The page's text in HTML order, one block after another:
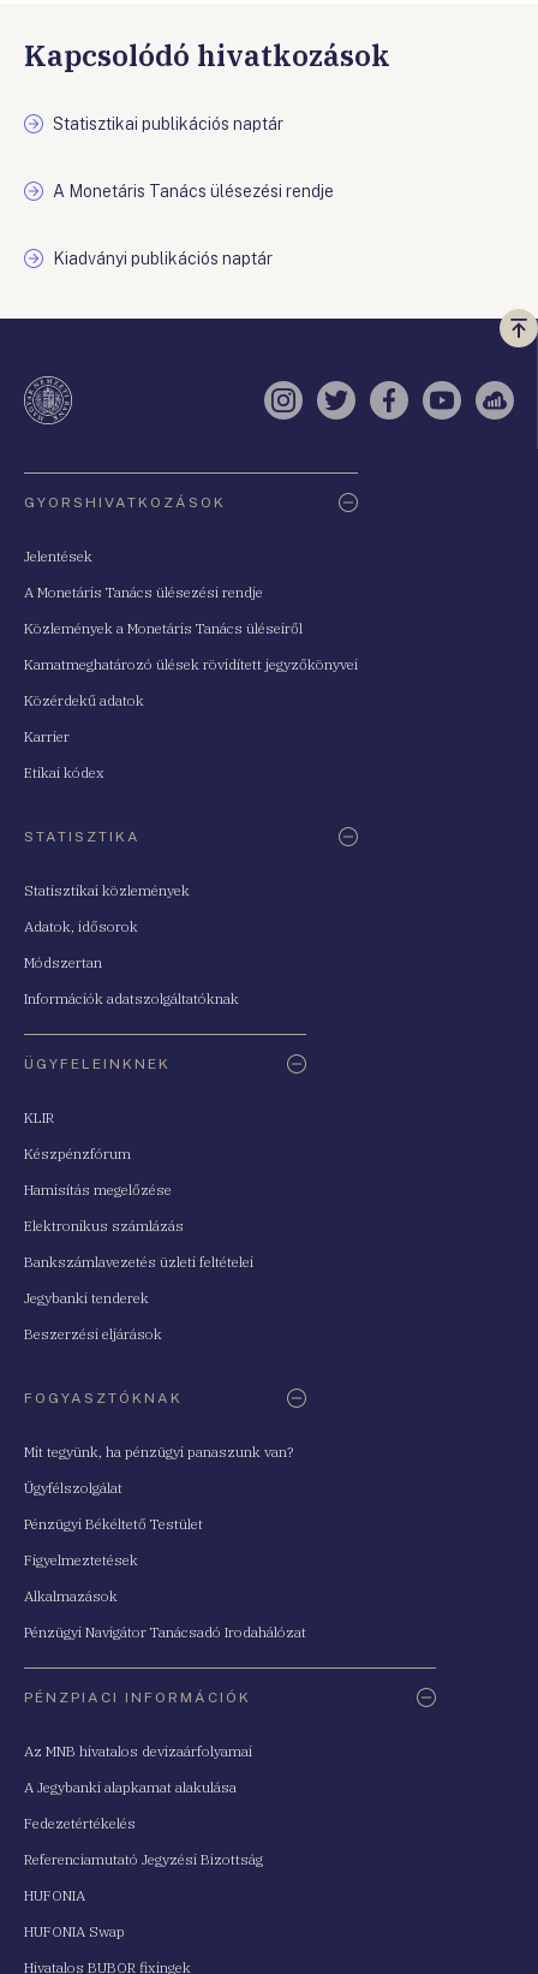
Kapcsolódó hivatkozások
Statisztikai publikációs naptár
A Monetáris Tanács ülésezési rendje
Kiadványi publikációs naptár
a
Instagram
TwitterFacebook
YouTube
GYORSHIVATKOZÁSOK
Jelentések
A Monetáris Tanács ülésezési rendje
Közlemények a Monetáris Tanács üléseiről
Kamatmeghatározó ülések rövidített jegyzőkönyvei
Közérdekű adatok
Karrier
Etikai kódex
STATISZTIKA
Statisztikai közlemények
Adatok, idősorok
Módszertan
Információk adatszolgáltatóknak
ÜGYFELEINKNEK
KLIR
Készpénzfórum
Hamisítás megelőzése
Elektronikus számlázás
Bankszámlavezetés üzleti feltételei
Jegybanki tenderek
Beszerzési eljárások
FOGYASZTÓKNAK
Mit tegyünk, ha pénzügyi panaszunk van?
Ügyfélszolgálat
Pénzügyi Békéltető Testület
Figyelmeztetések
Alkalmazások
Pénzügyi Navigátor Tanácsadó Irodahálózat
PÉNZPIACI INFORMÁCIÓK
Az MNB hivatalos devizaárfolyamai
A Jegybanki alapkamat alakulása
Fedezetértékelés
Referenciamutató Jegyzési Bizottság
HUFONIA
HUFONIA Swap
Hivatalos BUBOR fixingek